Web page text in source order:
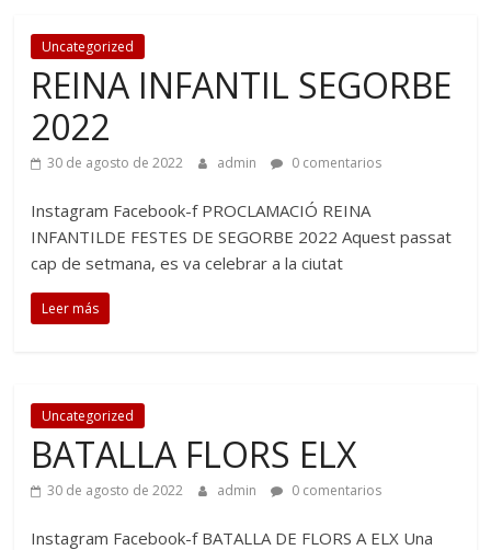
Uncategorized
REINA INFANTIL SEGORBE
2022
30 de agosto de 2022 admin 0 comentarios
Instagram Facebook-f PROCLAMACIÓ REINA
INFANTILDE FESTES DE SEGORBE 2022 Aquest passat
cap de setmana, es va celebrar a la ciutat
Leer más
Uncategorized
BATALLA FLORS ELX
30 de agosto de 2022 admin 0 comentarios
Instagram Facebook-f BATALLA DE FLORS A ELX Una